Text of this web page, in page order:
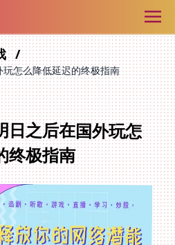
怎么降低延迟的终极指南
日之后在国外玩怎
终极指南